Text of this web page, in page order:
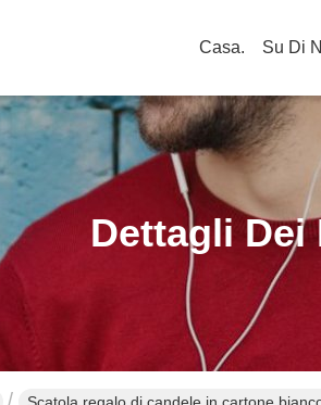
Casa. Su Di
Dettagli Dei